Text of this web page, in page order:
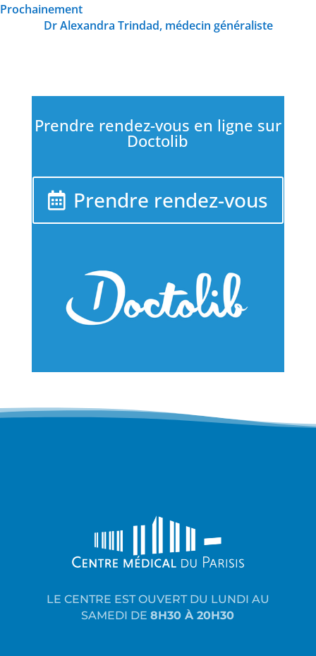
Prochainement
Dr Alexandra Trindad, médecin généraliste
Prendre rendez-vous en ligne sur
Doctolib
Prendre rendez-vous
LE CENTRE EST OUVERT DU LUNDI AU
SAMEDI DE8H30 À 20H30